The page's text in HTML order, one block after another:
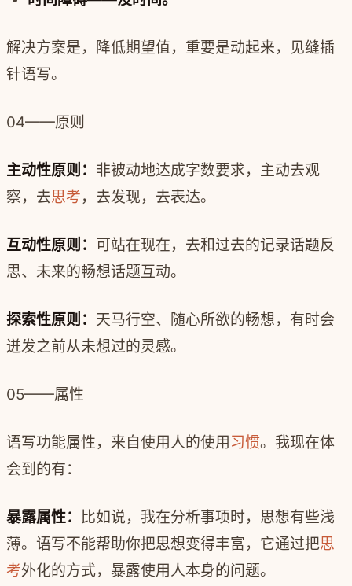
解决方案是，降低期望值，重要是动起来，见缝插
针语写。
04——原则
主动性原则： 非被动地达成字数要求，主动去观
察，去思考，去发现，去表达。
互动性原则： 可站在现在，去和过去的记录话题反
思、未来的畅想话题互动。
探索性原则： 天马行空、随心所欲的畅想，有时会
迸发之前从未想过的灵感。
05——属性
语写功能属性，来自使用人的使用 习惯。我现在体
会到的有：
暴露属性： 比如说，我在分析事项时，思想有些浅
薄。语写不能帮助你把思想变得丰富，它通过把思
考外化的方式，暴露使用人本身的问题。